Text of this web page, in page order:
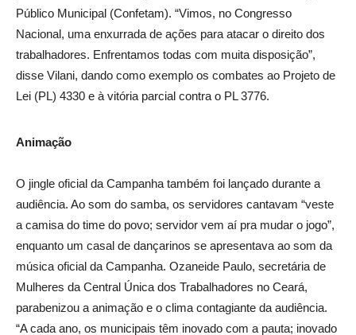
Público Municipal (Confetam). “Vimos, no Congresso
Nacional, uma enxurrada de ações para atacar o direito dos
trabalhadores. Enfrentamos todas com muita disposição”,
disse Vilani, dando como exemplo os combates ao Projeto de
Lei (PL) 4330 e à vitória parcial contra o PL 3776.
Animação
O jingle oficial da Campanha também foi lançado durante a
audiência. Ao som do samba, os servidores cantavam “veste
a camisa do time do povo; servidor vem aí pra mudar o jogo”,
enquanto um casal de dançarinos se apresentava ao som da
música oficial da Campanha. Ozaneide Paulo, secretária de
Mulheres da Central Única dos Trabalhadores no Ceará,
parabenizou a animação e o clima contagiante da audiência.
“A cada ano, os municipais têm inovado com a pauta; inovado